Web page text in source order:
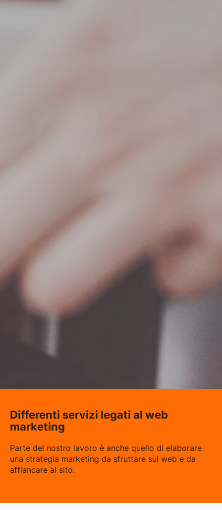
Differenti servizi legati al web
marketing
Parte del nostro lavoro è anche quello di elaborare
una strategia marketing da sfruttare sul web e da
affiancare al sito.